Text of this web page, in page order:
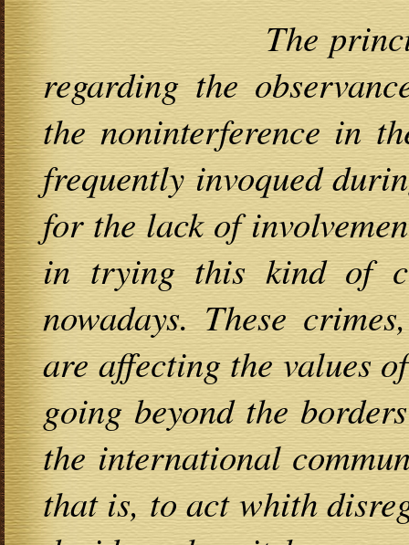
The principles of
regarding the
the noninterferencein
frequently invoqued
for the lack of
in trying this kind of
nowadays. These
are affecting the values
going beyond the
the international
that is, to act whith